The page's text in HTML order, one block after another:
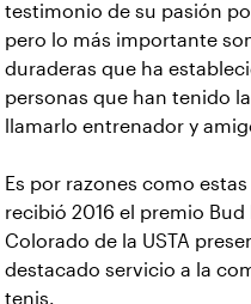
testimonio de su pasión
pero lo más importante
duraderas que ha
personas que han tenido
llamarlo entrenador y
Es por razones como
recibió 2016 el premio Bud
Colorado de la USTA
destacado servicio a la
tenis.